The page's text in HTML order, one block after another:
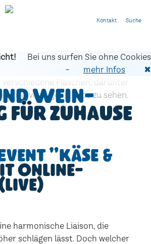
Bei uns surfen Sie ohne Cookies
-
mehr Infos ✖
Wein-
für zuhause
"Käse &
Online-
harmonische Liaison, die
schlägen lässt. Doch welcher